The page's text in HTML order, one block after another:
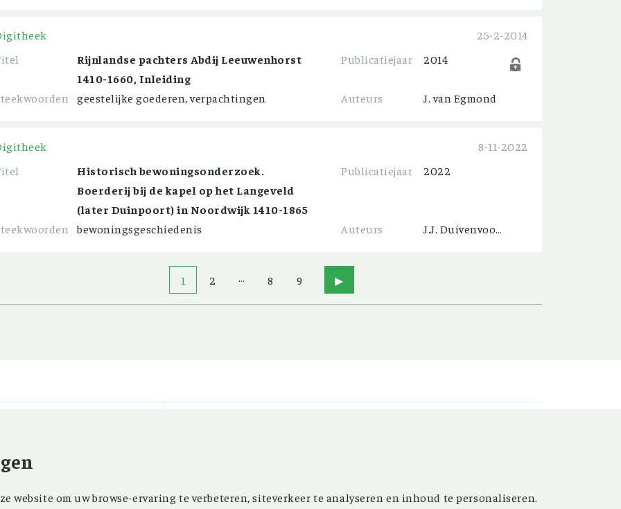
25-2-2014
Rijnlandse pachters Abdij Leeuwenhorst
1410-1660, Inleiding
Publicatiejaar 2014
geestelijke goederen, verpachtingen Auteurs J. van Egmond
8-11-2022
Historisch bewoningsonderzoek.
Boerderij bij de kapel op het Langeveld
(later Duinpoort) in Noordwijk 1410-1865
Publicatiejaar 2022
bewoningsgeschiedenis Auteurs J.J. Duivenvoorden
1 2 … 8 9 ▶
website om uw browse-ervaring te verbeteren, siteverkeer te analyseren en inhoud te personaliseren.